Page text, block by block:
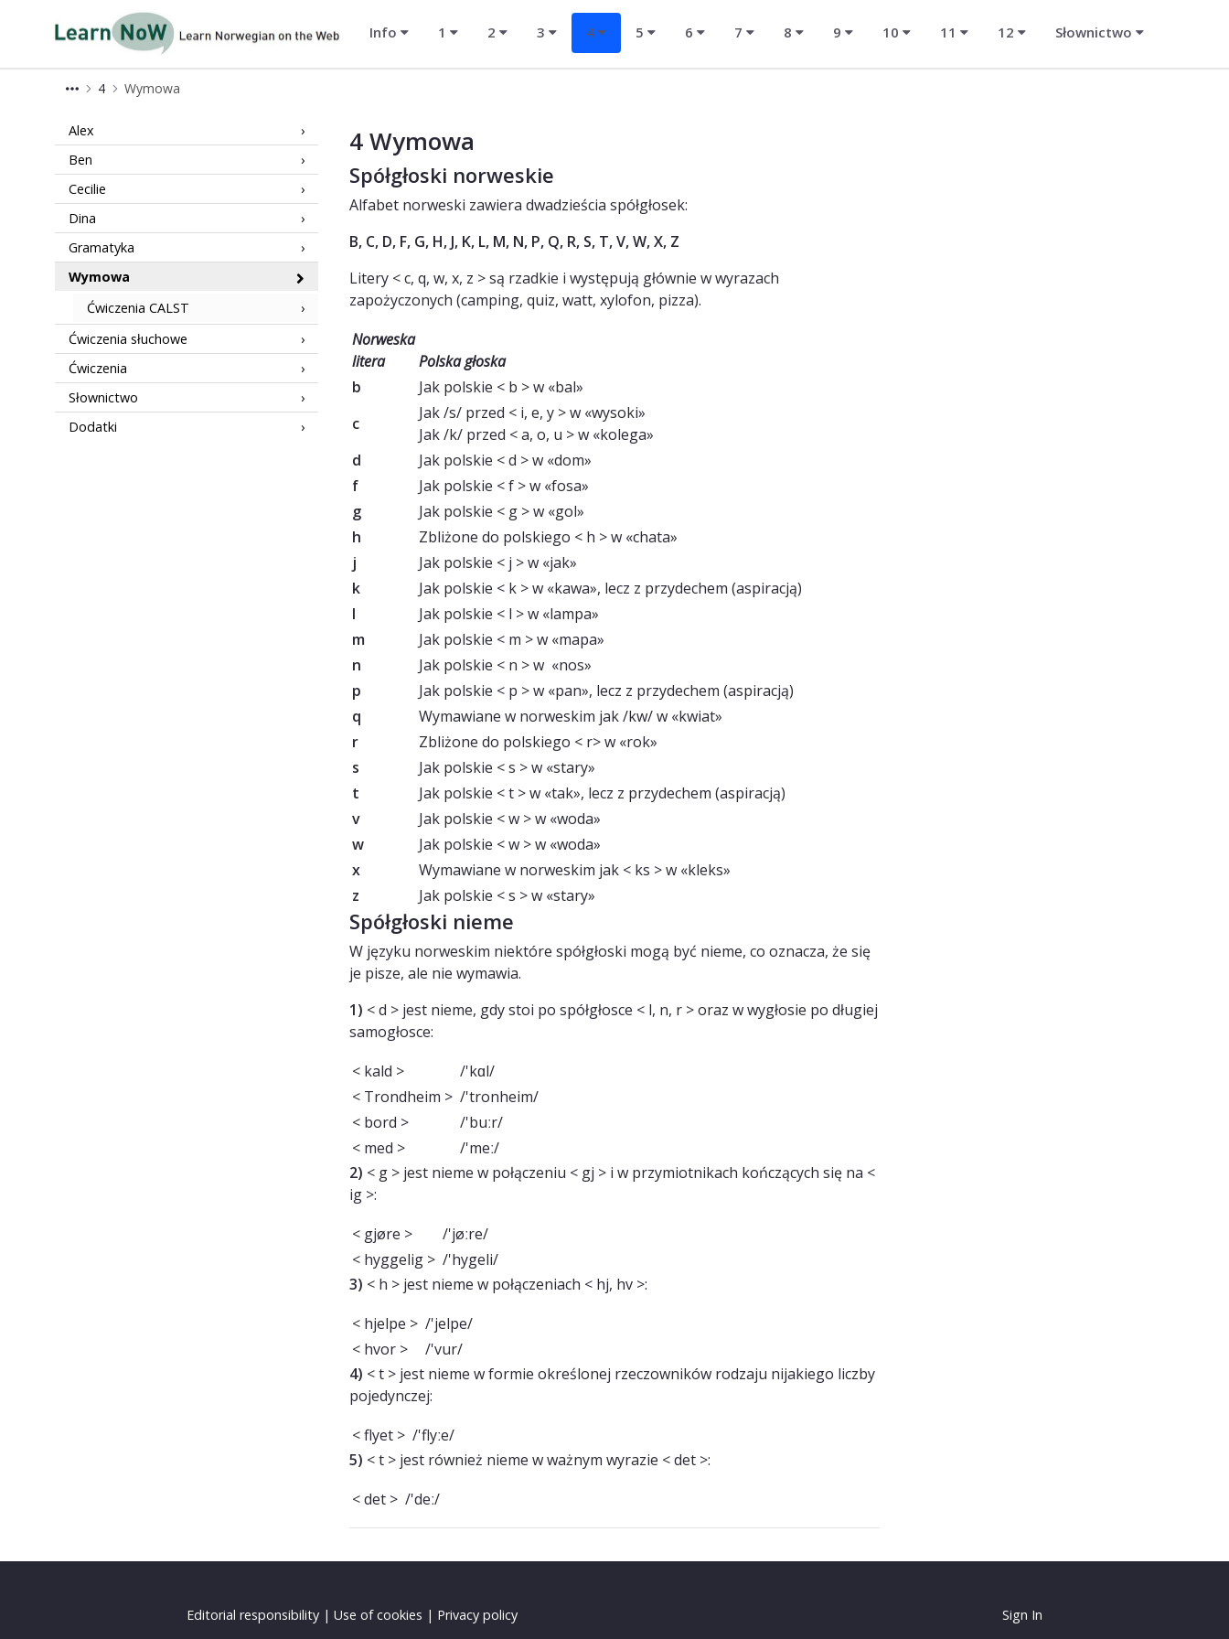
LearnNoW-pl Info 1 2 3 4 5 6 7 8 9 10 11 12 Słownictwo
4 Wymowa
4 Wymowa LearnNoW
Alex
Ben
Cecilie
Dina
Gramatyka
Wymowa
Ćwiczenia CALST
Ćwiczenia słuchowe
Ćwiczenia
Słownictwo
Dodatki
4 Wymowa
Spółgłoski norweskie
Alfabet norweski zawiera dwadzieścia spółgłosek:
B, C, D, F, G, H, J, K, L, M, N, P, Q, R, S, T, V, W, X, Z
Litery < c, q, w, x, z > są rzadkie i występują głównie w wyrazach
zapożyczonych (camping, quiz, watt, xylofon, pizza).
Norweska
litera
Polska głoska
b
Jak polskie < b > w «bal»
c
Jak /s/ przed < i, e, y > w «wysoki»
Jak /k/ przed < a, o, u > w «kolega»
d
Jak polskie < d > w «dom»
f
Jak polskie < f > w «fosa»
g
Jak polskie < g > w «gol»
h
Zbliżone do polskiego < h > w «chata»
j
Jak polskie < j > w «jak»
k
Jak polskie < k > w «kawa», lecz z przydechem (aspiracją)
l
Jak polskie < l > w «lampa»
m
Jak polskie < m > w «mapa»
n
Jak polskie < n > w «nos»
p
Jak polskie < p > w «pan», lecz z przydechem (aspiracją)
q
Wymawiane w norweskim jak /kw/ w «kwiat»
r
Zbliżone do polskiego < r> w «rok»
s
Jak polskie < s > w «stary»
t
Jak polskie < t > w «tak», lecz z przydechem (aspiracją)
v
Jak polskie < w > w «woda»
w
Jak polskie < w > w «woda»
x
Wymawiane w norweskim jak < ks > w «kleks»
z
Jak polskie < s > w «stary»
Spółgłoski nieme
W języku norweskim niektóre spółgłoski mogą być nieme, co oznacza, że się
je pisze, ale nie wymawia.
1) < d > jest nieme, gdy stoi po spółgłosce < l, n, r > oraz w wygłosie po długiej
samogłosce:
< kald >
/'kɑl/
< Trondheim > /'tronheim/
< bord >
/'buːr/
< med >
/'meː/
2) < g > jest nieme w połączeniu < gj > i w przymiotnikach kończących się na <
ig >:
< gjøre >
/'jøːre/
< hyggelig > /'hygeli/
3) < h > jest nieme w połączeniach < hj, hv >:
< hjelpe > /'jelpe/
< hvor >
/'vur/
4) < t > jest nieme w formie określonej rzeczowników rodzaju nijakiego liczby
pojedynczej:
< flyet > /'flyːe/
5) < t > jest również nieme w ważnym wyrazie < det >:
< det > /'deː/
Editorial responsibility | Use of cookies | Privacy policy Sign In